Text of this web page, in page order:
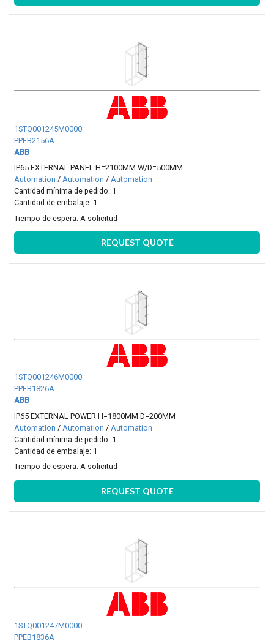
1STQ001245M0000
PPEB2156A
ABB
IP65 EXTERNAL PANEL H=2100MM W/D=500MM
Automation /Automation /Automation
Cantidad mínima de pedido: 1
Cantidad de embalaje: 1
Tiempo de espera: A solicitud
REQUEST QUOTE
1STQ001246M0000
PPEB1826A
ABB
IP65 EXTERNAL POWER H=1800MM D=200MM
Automation / Automation / Automation
Cantidad mínima de pedido: 1
Cantidad de embalaje: 1
Tiempo de espera:A solicitud
REQUEST QUOTE
1STQ001247M0000
PPEB1836A